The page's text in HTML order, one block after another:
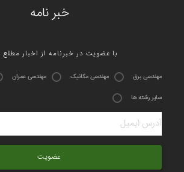
خبر نامه
:با عضویت در خبرنامه از اخبار
مهندسی برق مهندسی مکانیک مهندسی عمران
سایر رشته ها
عضویت